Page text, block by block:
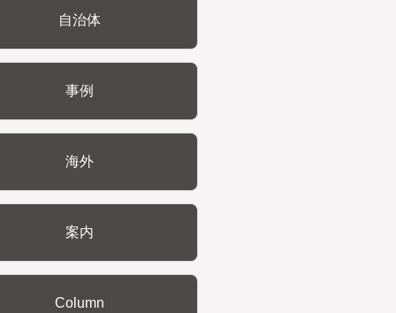
自治体
事例
海外
案内
Column